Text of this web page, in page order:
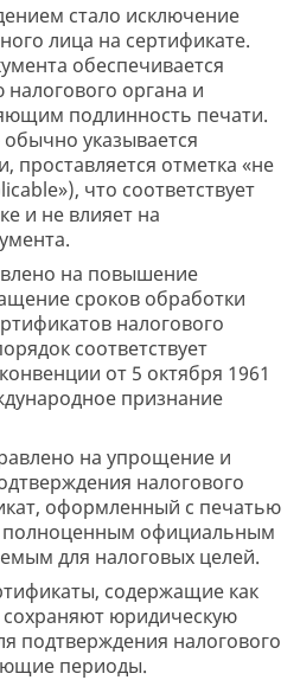
стало исключение
лица на сертификате.
обеспечивается
органа и
подлинность печати.
обычно указывается
отметка «не
что соответствует
и не влияет на
на повышение
сроков обработки
налогового
соответствует
от 5 октября 1961
признание
на упрощение и
налогового
оформленный с печатью
полноценным официальным
для налоговых целей.
содержащие как
сохраняют юридическую
подтверждения налогового
периоды.